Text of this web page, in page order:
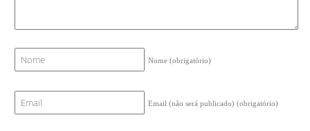
Nome(obrigatório)
Email (não será publicado)(obrigatório)